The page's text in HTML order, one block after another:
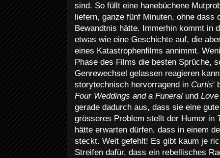
sind. So füllt eine hanebüchene
liefern, ganze fünf Minuten, ohne dass
Bewandtnis hätte. Immerhin kommt in
etwas wie eine Geschichte auf, die
eines Katastrophenfilms annimmt.
Phase des Films die besten Sprüche,
Genrewechsel gelassen reagieren
storytechnisch hervorragend in Curtis'
Four Weddings and a Funeral und
gerade dadurch aus, dass sie eine
grösseres Problem stellt der Humor in
hätte erwarten dürfen, dass in einem
steckt. Weit gefehlt! Es gibt kaum je
Streifen dafür, dass ein rebellisches